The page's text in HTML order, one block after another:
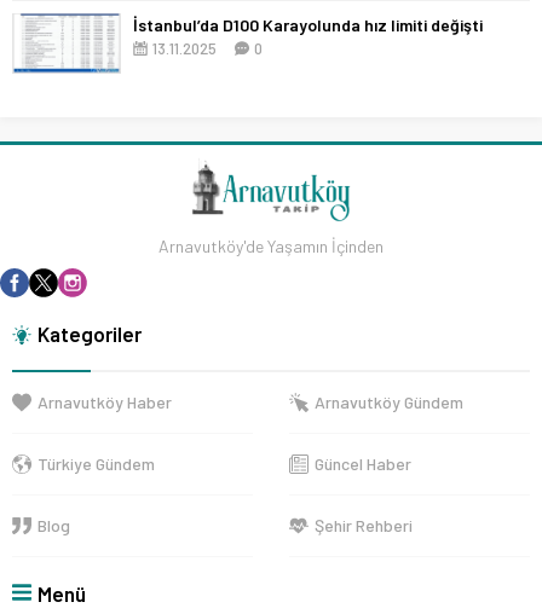
İstanbul’da D100 Karayolunda hız limiti değişti
13.11.2025 0
Arnavutköy'de Yaşamın İçinden
Kategoriler
Arnavutköy Haber Arnavutköy Gündem
Türkiye Gündem Güncel Haber
Blog Şehir Rehberi
Menü